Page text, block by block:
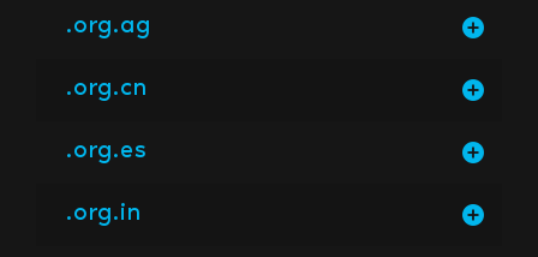
.org.ag
.org.cn
.org.es
.org.in